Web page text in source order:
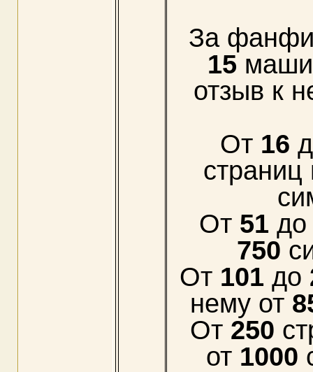
За
15
отзыв к
От 16
От 51
750
От 101 до
нему от
От 250
от 1000